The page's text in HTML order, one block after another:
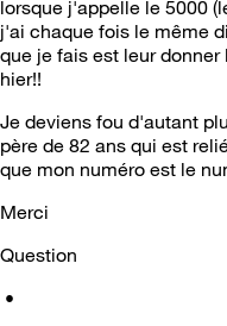
lorsque j'appelle le 5000
j'ai chaque fois le même
que je fais est leur
hier!!
Je deviens fou d'autant
père de 82 ans qui est
que mon numéro est le
Merci
Question
•